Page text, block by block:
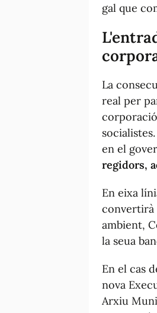
gal que
La
real per
en el
regidors,
En eixa
convertirà
ambient,
la seua
En el cas
nova
Arxiu